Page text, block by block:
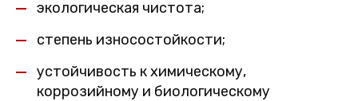
экологическая чистота;
степень износостойкости;
устойчивость к химическому,
коррозийному и биологическому